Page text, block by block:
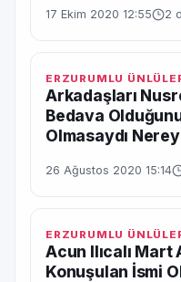
17 Ekim 2020 12:55 2
ERZURUMLU
Arkadaşları
Bedava
Olmasaydı
26 Ağustos 2020 15:14
ERZURUMLU
Acun Ilıcalı Mart
Konuşulan İsmi